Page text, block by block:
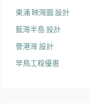
東涌 映灣園 設計
藍灣半島 設計
譽港灣 設計
早鳥工程優惠